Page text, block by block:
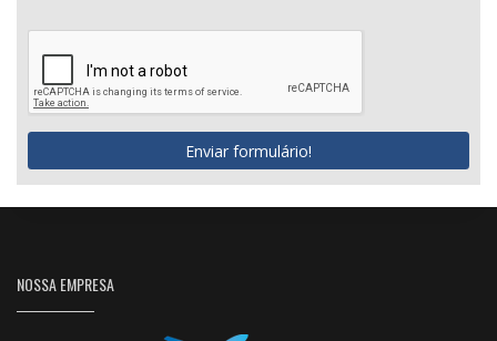
Enviar formulário!
NOSSA EMPRESA